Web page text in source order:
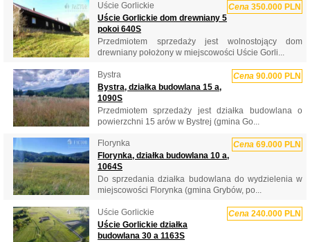
Uście Gorlickie Cena 350.000 PLN
Uście Gorlickie dom drewniany 5
pokoi 640S
Przedmiotem sprzedaży jest wolnostojący dom
drewniany położony w miejscowości Uście Gorli...
Bystra Cena 90.000 PLN
Bystra, działka budowlana 15 a,
1090S
Przedmiotem sprzedaży jest działka budowlana o
powierzchni 15 arów w Bystrej (gmina Go...
Florynka Cena 69.000 PLN
Florynka, działka budowlana 10 a,
1064S
Do sprzedania działka budowlana do wydzielenia w
miejscowości Florynka (gmina Grybów, po...
Uście Gorlickie Cena 240.000 PLN
Uście Gorlickie działka
budowlana 30 a 1163S